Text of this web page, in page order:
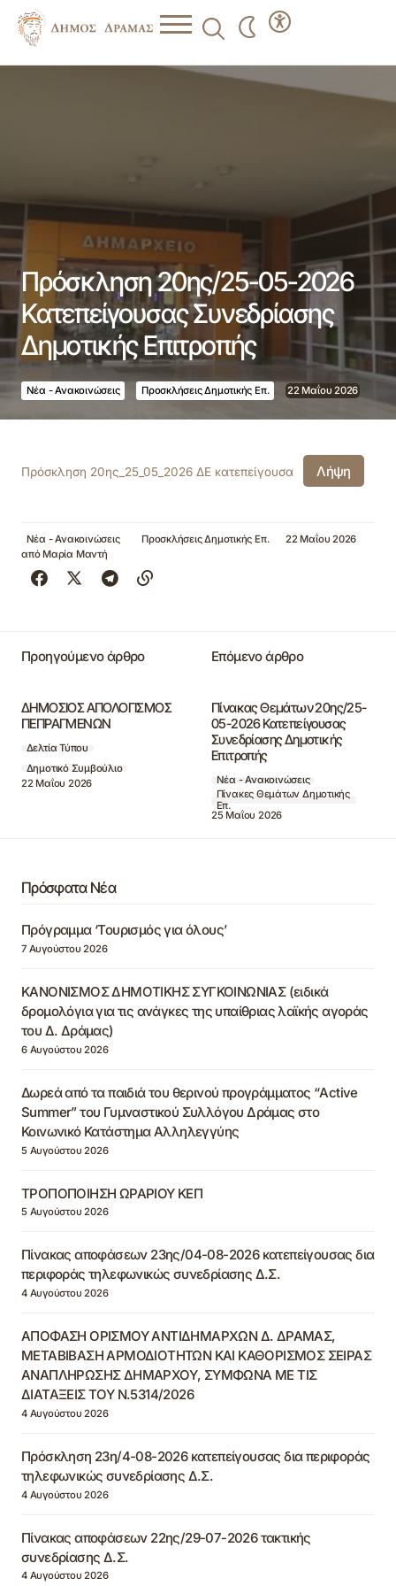
Πρόσκληση 20ης/25-05-2026 Κατεπείγουσας
Πρόσκληση 20ης/25-05-2026
Κατεπείγουσας Συνεδρίασης
Δημοτικής Επιτροπής
Νέα - Ανακοινώσεις Προσκλήσεις Δημοτικής Επ. 22 Μαΐου 2026
Πρόσκληση 20ης_25_05_2026 ΔΕ κατεπείγουσα Λήψη
Νέα - Ανακοινώσεις Προσκλήσεις Δημοτικής Επ.
22 Μαΐου 2026
από Μαρία Μαντή
Προηγούμενο άρθρο
ΔΗΜΟΣΙΟΣ ΑΠΟΛΟΓΙΣΜΟΣ
ΠΕΠΡΑΓΜΕΝΩΝ
Δελτία Τύπου
Δημοτικό Συμβούλιο
22 Μαΐου 2026
Επόμενο άρθρο
Πίνακας Θεμάτων 20ης/25-
05-2026 Κατεπείγουσας
Συνεδρίασης Δημοτικής
Επιτροπής
Νέα - Ανακοινώσεις
Πίνακες Θεμάτων Δημοτικής
Επ.
25 Μαΐου 2026
Πρόσφατα Νέα
Πρόγραμμα ‘Τουρισμός για όλους’
7 Αυγούστου 2026
ΚΑΝΟΝΙΣΜΟΣ ΔΗΜΟΤΙΚΗΣ ΣΥΓΚΟΙΝΩΝΙΑΣ (ειδικά
δρομολόγια για τις ανάγκες της υπαίθριας λαϊκής αγοράς
του Δ. Δράμας)
6 Αυγούστου 2026
Δωρεά από τα παιδιά του θερινού προγράμματος “Active
Summer” του Γυμναστικού Συλλόγου Δράμας στο
Κοινωνικό Κατάστημα Αλληλεγγύης
5 Αυγούστου 2026
ΤΡΟΠΟΠΟΙΗΣΗ ΩΡΑΡΙΟΥ ΚΕΠ
5 Αυγούστου 2026
Πίνακας αποφάσεων 23ης/04-08-2026 κατεπείγουσας δια
περιφοράς τηλεφωνικώς συνεδρίασης Δ.Σ.
4 Αυγούστου 2026
ΑΠΟΦΑΣΗ ΟΡΙΣΜΟΥ ΑΝΤΙΔΗΜΑΡΧΩΝ Δ. ΔΡΑΜΑΣ,
ΜΕΤΑΒΙΒΑΣΗ ΑΡΜΟΔΙΟΤΗΤΩΝ ΚΑΙ ΚΑΘΟΡΙΣΜΟΣ ΣΕΙΡΑΣ
ΑΝΑΠΛΗΡΩΣΗΣ ΔΗΜΑΡΧΟΥ, ΣΥΜΦΩΝΑ ΜΕ ΤΙΣ
ΔΙΑΤΑΞΕΙΣ ΤΟΥ Ν.5314/2026
4 Αυγούστου 2026
Πρόσκληση 23η/4-08-2026 κατεπείγουσας δια περιφοράς
τηλεφωνικώς συνεδρίασης Δ.Σ.
4 Αυγούστου 2026
Πίνακας αποφάσεων 22ης/29-07-2026 τακτικής
συνεδρίασης Δ.Σ.
4 Αυγούστου 2026